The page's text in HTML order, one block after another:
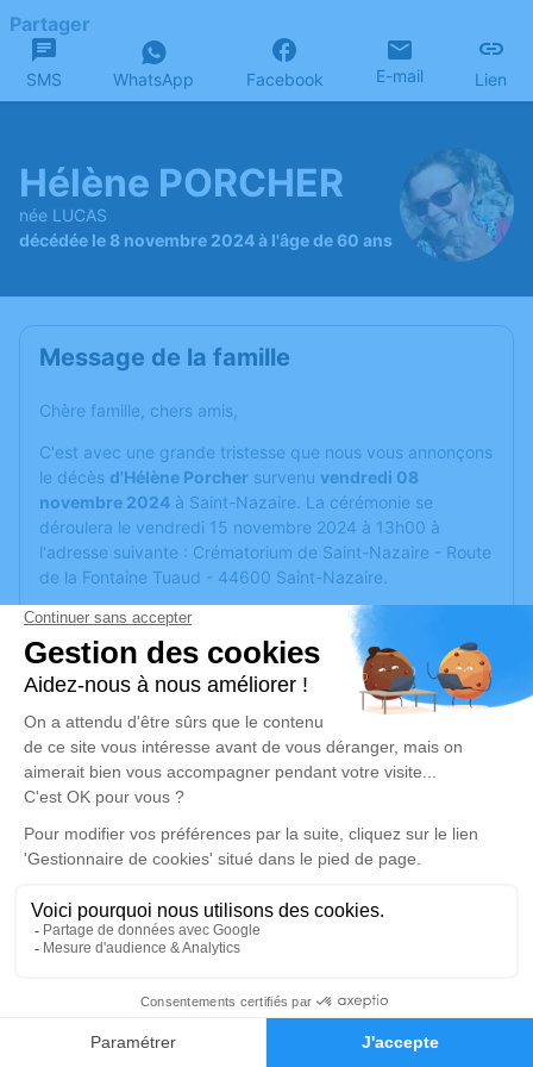
Faire-part Hommages
Partager
SMS WhatsApp Facebook E-mail Lien
Hélène PORCHER
née LUCAS
décédée le 8 novembre 2024 à l'âge de 60 ans
Message de la famille
Chère famille, chers amis,
C'est avec une grande tristesse que nous vous annonçons
le décès d'Hélène Porcher survenu vendredi 08
novembre 2024 à Saint-Nazaire. La cérémonie se
déroulera le vendredi 15 novembre 2024 à 13h00 à
l'adresse suivante : Crématorium de Saint-Nazaire - Route
de la Fontaine Tuaud - 44600 Saint-Nazaire.
Les fleurs sont les bienvenues pour la cérémonie,
cependant nous vous proposons une autre forme de
soutien, en réalisant un don pour larecherche contre le
cancer auprès de :
- l'ICO (Institut de Cancérologie de l'Ouest) :
https://dons.institut-cancerologie-ouest.com/b/mon-don
- La ligue contre le cancer : https://don.ligue-cancer.net
Alain, et ses enfants Aurore, Rémi et Marianne vous
remercient très chaleureusement pour vos pensées et
votre soutien.
Cet espace privé est destiné à recueillir vos condoléances
ou le souvenir d’un moment passé.